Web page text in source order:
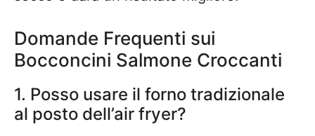
Domande Frequenti sui
Bocconcini Salmone Croccanti
1. Posso usare il forno tradizionale
al posto dell’air fryer?